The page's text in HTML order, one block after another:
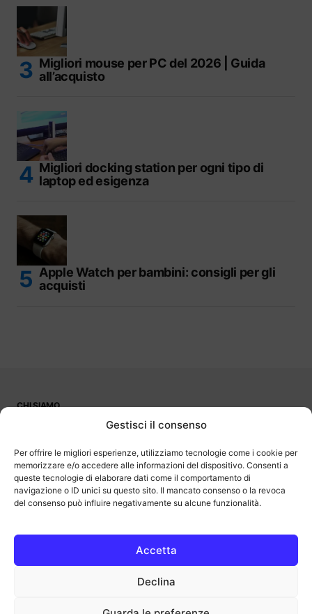
Gestisci il consenso
Per offrire le migliori esperienze, utilizziamo tecnologie come i cookie per
memorizzare e/o accedere alle informazioni del dispositivo. Consenti a
queste tecnologie di elaborare dati come il comportamento di
navigazione o ID unici su questo sito. Il mancato consenso o la revoca
del consenso può influire negativamente su alcune funzionalità.
Accetta
Declina
Migliori mouse per PC del 2026 | Guida
all’acquisto
Migliori docking station per ogni tipo di
laptop ed esigenza
Apple Watch per bambini: consigli per gli
acquisti
CHI SIAMO
OutOfBit
programma di affiliazione che consente ai siti di percepire una
commissione pubblicitaria pubblicizzando e fornendo link al sito
Amazon.it. Amazon e il logo Amazon sono marchi registrati di
Amazon.com, Inc. o delle sue affiliate.
COPYRIGHT © 2013-2025 OUTOFBIT P.IVA 04140830243, TUTTI I
outofbit.it@gmail.com | outofbit@pec.it